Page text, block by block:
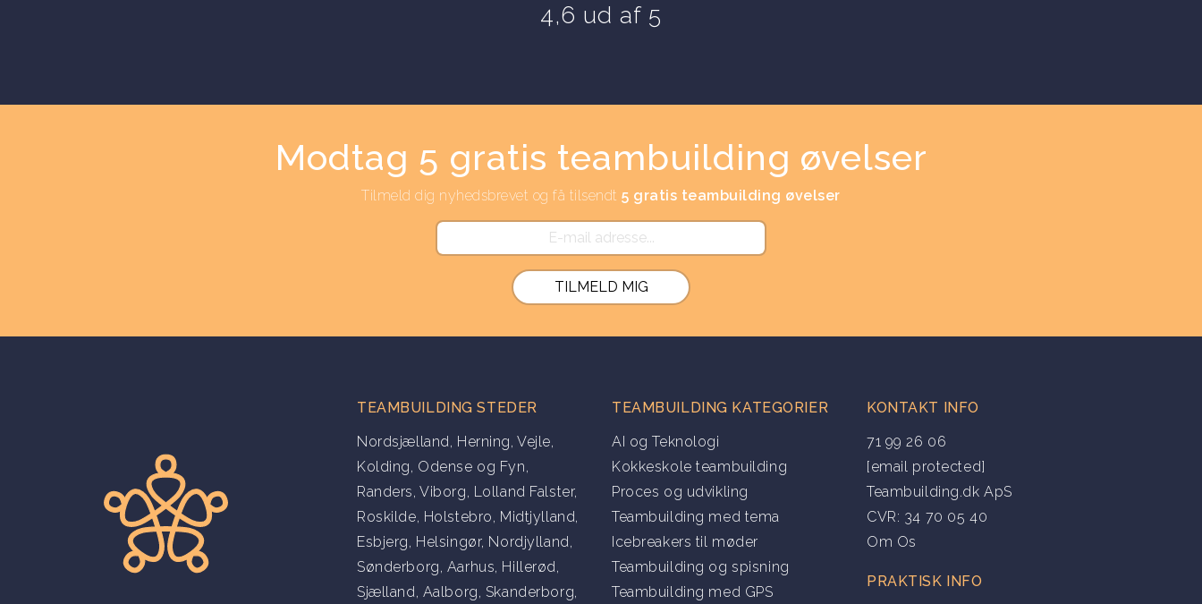
4,6 ud af 5
Modtag 5 gratis teambuilding øvelser
Tilmeld dig nyhedsbrevet og få tilsendt5 gratis teambuilding øvelser
TEAMBUILDING STEDER
Nordsjælland, Herning,Vejle,
Kolding, Odense og Fyn,
Randers,Viborg, Lolland Falster,
Roskilde, Holstebro, Midtjylland,
Esbjerg, Helsingør, Nordjylland,
Sønderborg, Aarhus, Hillerød,
Sjælland, Aalborg, Skanderborg,
TEAMBUILDING KATEGORIER
AI og Teknologi
Kokkeskole teambuilding
Proces og udvikling
Teambuilding med tema
Icebreakers til møder
Teambuilding og spisning
Teambuilding med GPS
KONTAKT INFO
71 99 26 06
[email protected]
Teambuilding.dk ApS
CVR: 34 70 05 40
Om Os
PRAKTISK INFO